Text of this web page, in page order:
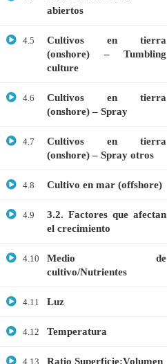
abiertos
4.5
Cultivos en tierra
(onshore) – Tumbling
culture
4.6
Cultivos en tierra
(onshore) – Spray
4.7
Cultivos en tierra
(onshore) – Spray otros
4.8 Cultivo en mar (offshore)
4.9
3.2. Factores que afectan
el crecimiento
4.10
Medio de
cultivo/Nutrientes
4.11 Luz
4.12 Temperatura
4.13 Ratio Superficie:Volumen
Microbiología
Proteómica
COMPANY
Contáctanos
LINKS
Términos y Condiciones